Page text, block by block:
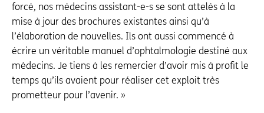
forcé, nos médecins assistant-e-s se sont attelés à la
mise à jour des brochures existantes ainsi qu’à
l’élaboration de nouvelles. Ils ont aussi commencé à
écrire un véritable manuel d’ophtalmologie destiné aux
médecins. Je tiens à les remercier d’avoir mis à profit le
temps qu’ils avaient pour réaliser cet exploit très
prometteur pour l’avenir. »